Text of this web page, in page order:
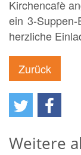
Kirchencafè
ein 3-
herzliche
Zurück
Weitere